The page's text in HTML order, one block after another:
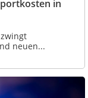
in
neuen...